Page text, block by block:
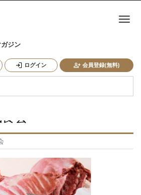
ジン
ログイン 会員登録(無料)
ナ
会